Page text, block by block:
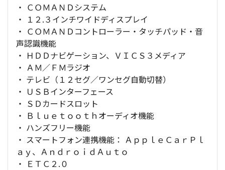
・ ＣＯＭＡＮＤシステム
・ １２.３インチワイドディスプレイ
・ ＣＯＭＡＮＤコントローラー・タッチパッド・音
声認識機能
・ ＨＤＤナビゲーション、ＶＩＣＳ３メディア
・ ＡＭ／ＦＭラジオ
・ テレビ（１２セグ／ワンセグ自動切替）
・ ＵＳＢインターフェース
・ ＳＤカードスロット
・ Ｂｌｕｅｔｏｏｔｈオーディオ機能
・ ハンズフリー機能
・ スマートフォン連携機能： ＡｐｐｌｅＣａｒＰｌ
ａｙ、ＡｎｄｒｏｉｄＡｕｔｏ
・ ＥＴＣ２.０